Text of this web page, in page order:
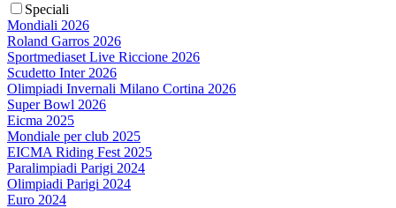
Speciali
Mondiali 2026
Roland Garros 2026
Sportmediaset Live Riccione 2026
Scudetto Inter 2026
Olimpiadi Invernali Milano Cortina 2026
Super Bowl 2026
Eicma 2025
Mondiale per club 2025
EICMA Riding Fest 2025
Paralimpiadi Parigi 2024
Olimpiadi Parigi 2024
Euro 2024